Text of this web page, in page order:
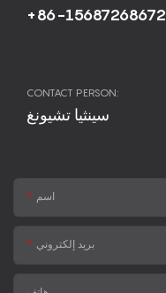
+86-15687268672
CONTACT PERSON:
سينثيا تشيونغ
اسم
بريد إلكتروني